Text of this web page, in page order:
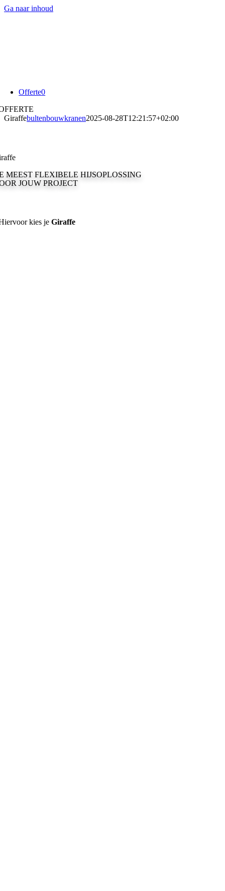
Ga naar inhoud
Offerte0
Giraffebultenbouwkranen2025-08-28T12:21:57+02:00
MEEST FLEXIBELE HIJSOPLOSSING
JOUW PROJECT
kies jeGiraffe